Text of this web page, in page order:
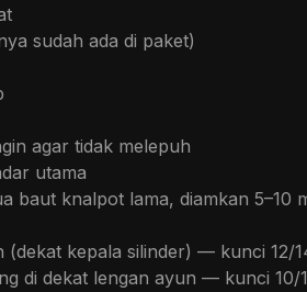
sudah ada di paket)
agar tidak melepuh
utama
baut knalpot lama, diamkan 5–10
(dekat kepala silinder) — kunci 12/
di dekat lengan ayun — kunci 10/